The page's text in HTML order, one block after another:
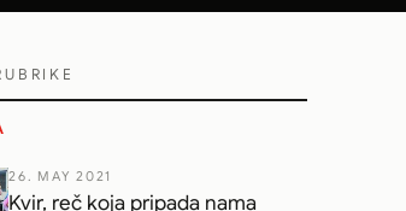
26. MAY 2021
Kvir, reč koja pripada nama